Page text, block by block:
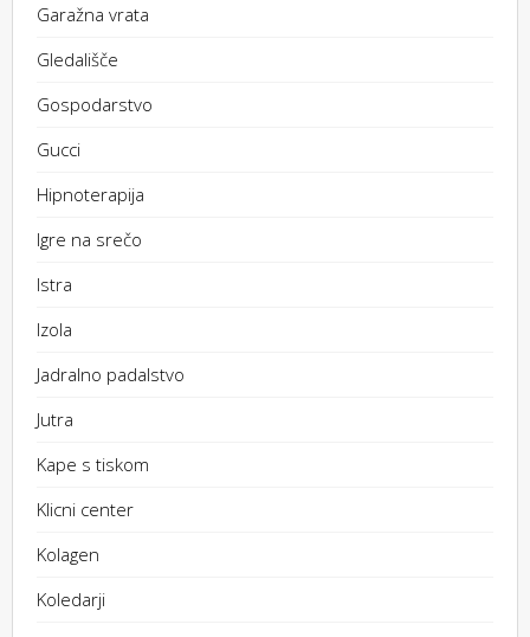
Garažna vrata
Gledališče
Gospodarstvo
Gucci
Hipnoterapija
Igre na srečo
Istra
Izola
Jadralno padalstvo
Jutra
Kape s tiskom
Klicni center
Kolagen
Koledarji